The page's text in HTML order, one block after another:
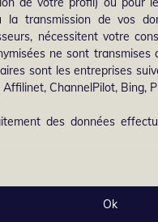
transmission de vos
nécessitent votre
ne sont
sont les entreprises
ChannelPilot, Bing,
des données
Ok